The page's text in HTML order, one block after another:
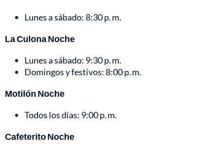
Lunes a sábado: 8:30 p. m.
La Culona Noche
Lunes a sábado: 9:30 p. m.
Domingos y festivos: 8:00 p. m.
Motilón Noche
Todos los días: 9:00 p. m.
Cafeterito Noche